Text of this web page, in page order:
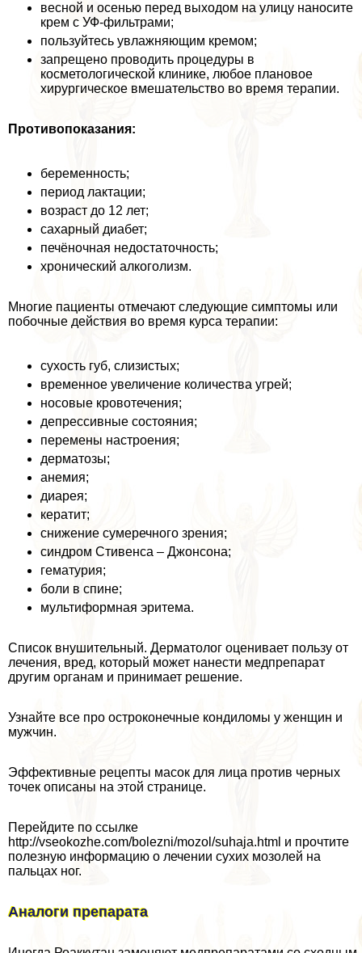
весной и осенью перед выходом на улицу наносите
крем с УФ-фильтрами;
пользуйтесь увлажняющим кремом;
запрещено проводить процедуры в
косметологической клинике, любое плановое
хирургическое вмешательство во время терапии.
Противопоказания:
беременность;
период лактации;
возраст до 12 лет;
сахарный диабет;
печёночная недостаточность;
хронический алкоголизм.
Многие пациенты отмечают следующие симптомы или
побочные действия во время курса терапии:
сухость губ, слизистых;
временное увеличение количества угрей;
носовые кровотечения;
депрессивные состояния;
перемены настроения;
дерматозы;
анемия;
диарея;
кератит;
снижение сумеречного зрения;
синдром Стивенса – Джонсона;
гематурия;
боли в спине;
мультиформная эритема.
Список внушительный. Дерматолог оценивает пользу от
лечения, вред, который может нанести медпрепарат
другим органам и принимает решение.
Узнайте все про остроконечные кондиломы у женщин и
мужчин.
Эффективные рецепты масок для лица против черных
точек описаны на этой странице.
Перейдите по ссылке
http://vseokozhe.com/bolezni/mozol/suhaja.html и прочтите
полезную информацию о лечении сухих мозолей на
пальцах ног.
Аналоги препарата